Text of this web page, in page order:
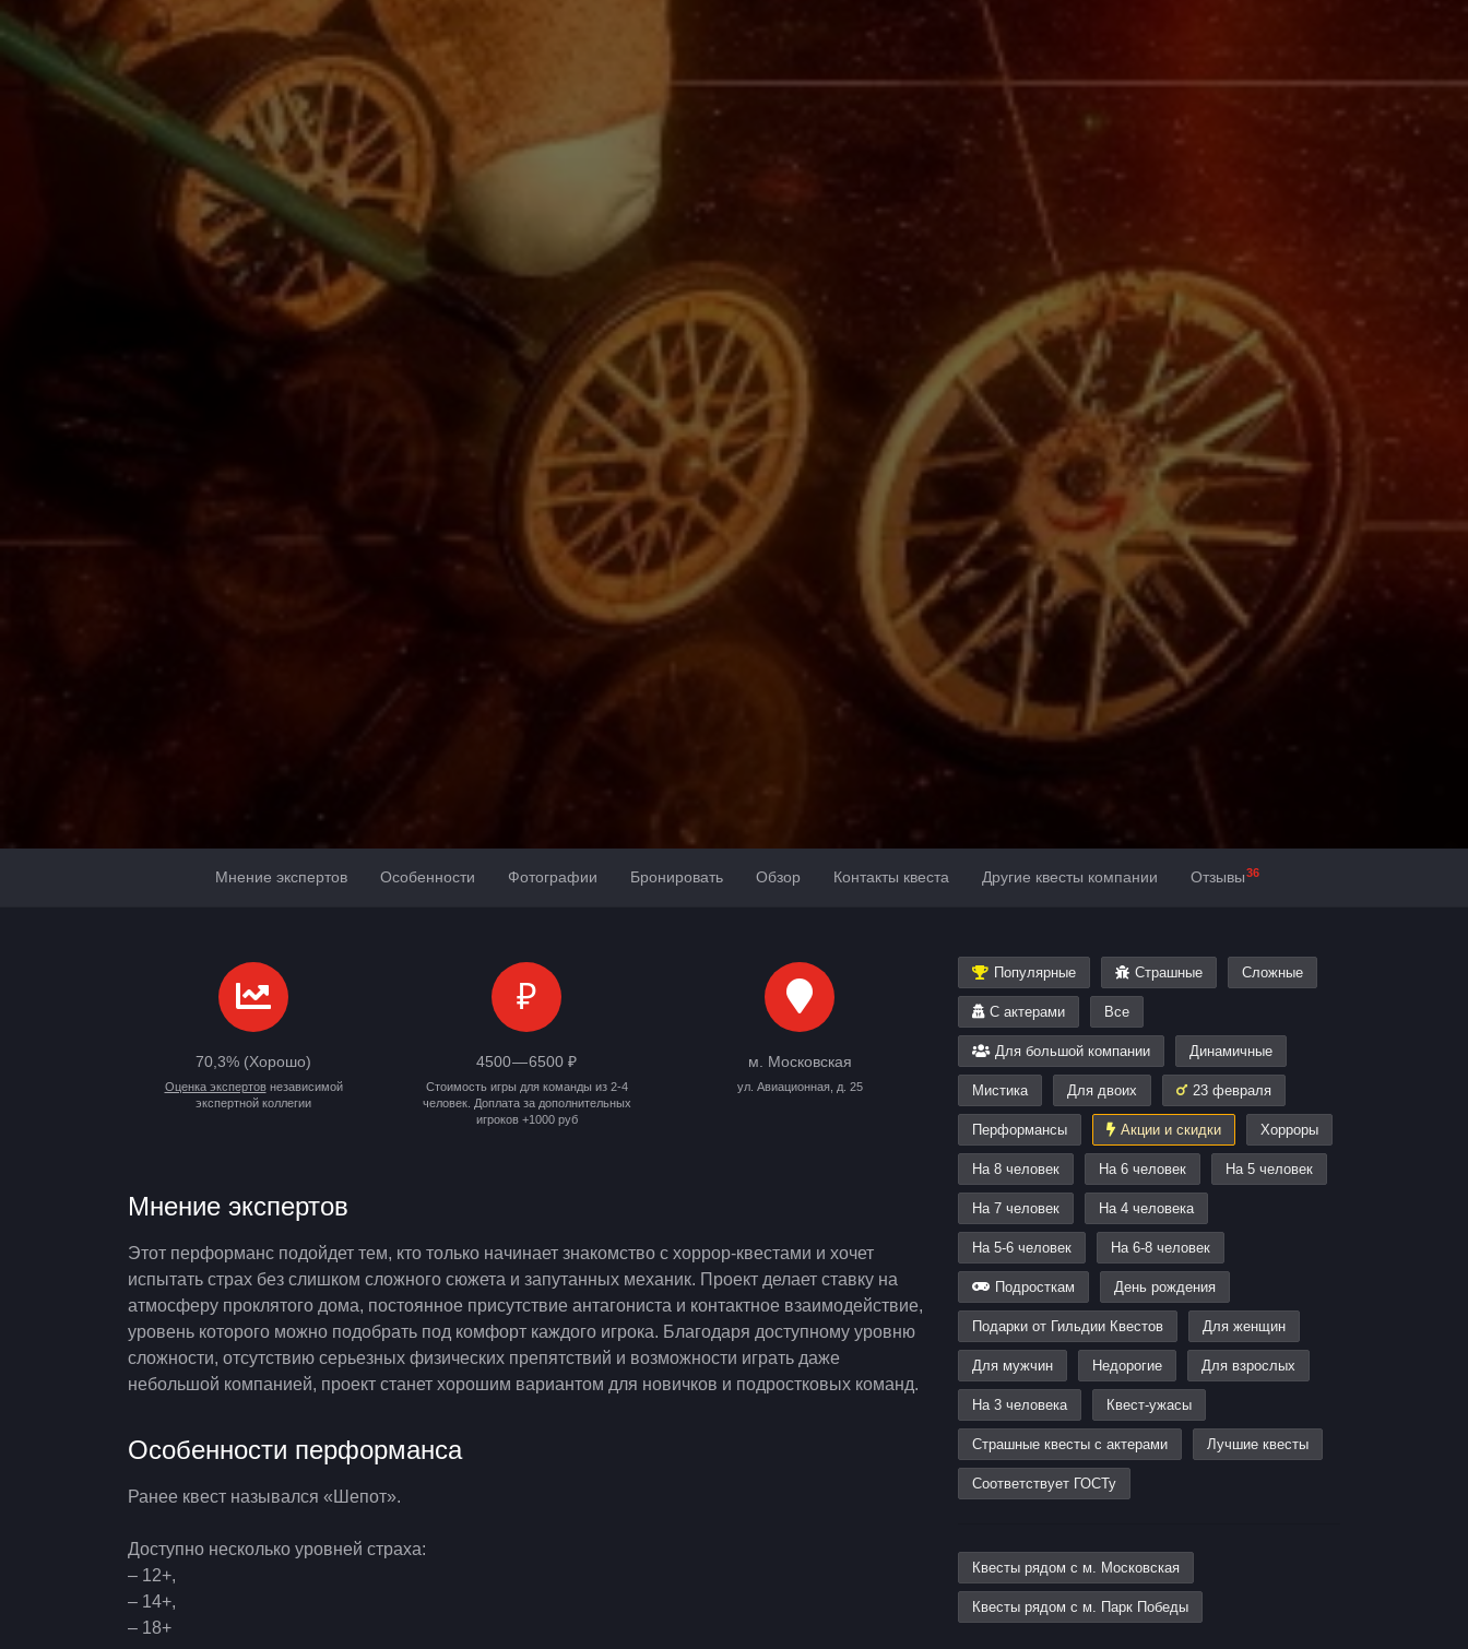
Мнение экспертов Особенности Фотографии Бронировать Обзор Контакты квеста Другие квесты компании Отзывы36
70,3% (Хорошо)
Оценка экспертовнезависимой
экспертной коллегии
₽
4500 — 6500 ₽
Стоимость игры для команды из 2-4
человек. Доплата за дополнительных
игроков +1000 руб
м. Московская
ул. Авиационная, д. 25
Мнение экспертов
Этот перформанс подойдет тем, кто только начинает знакомство с хоррор-квестами и хочет
испытать страх без слишком сложного сюжета и запутанных механик. Проект делает ставку на
атмосферу проклятого дома, постоянное присутствие антагониста и контактное взаимодействие,
уровень которого можно подобрать под комфорт каждого игрока. Благодаря доступному уровню
сложности, отсутствию серьезных физических препятствий и возможности играть даже
небольшой компанией, проект станет хорошим вариантом для новичков и подростковых команд.
Особенности перформанса
Ранее квест назывался «Шепот».
Доступно несколько уровней страха:
– 12+,
– 14+,
– 18+
Популярные Страшные Сложные
С актерами Все
Для большой компании Динамичные
Мистика Для двоих 23 февраля
Перформансы Акции и скидки Хорроры
На 8 человек На 6 человек На 5 человек
На 7 человек На 4 человека
На 5-6 человек На 6-8 человек
Подросткам День рождения
Подарки от Гильдии Квестов Для женщин
Для мужчин Недорогие Для взрослых
На 3 человека Квест-ужасы
Страшные квесты с актерами Лучшие квесты
Соответствует ГОСТу
Квесты рядом с м. Московская
Квесты рядом с м. Парк Победы